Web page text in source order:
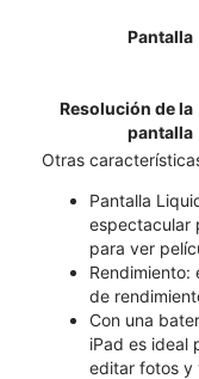
Pantalla
Resolución de la
pantalla
Otras
Pantalla
espectacular
para ver
Rendimiento:
de
Con una
iPad es ideal
editar fotos y